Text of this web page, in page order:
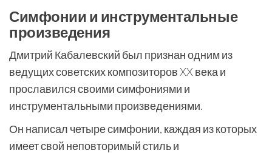
Симфонии и инструментальные
произведения
Дмитрий Кабалевский был признан одним из
ведущих советских композиторов XX века и
прославился своими симфониями и
инструментальными произведениями.
Он написал четыре симфонии, каждая из которых
имеет свой неповторимый стиль и